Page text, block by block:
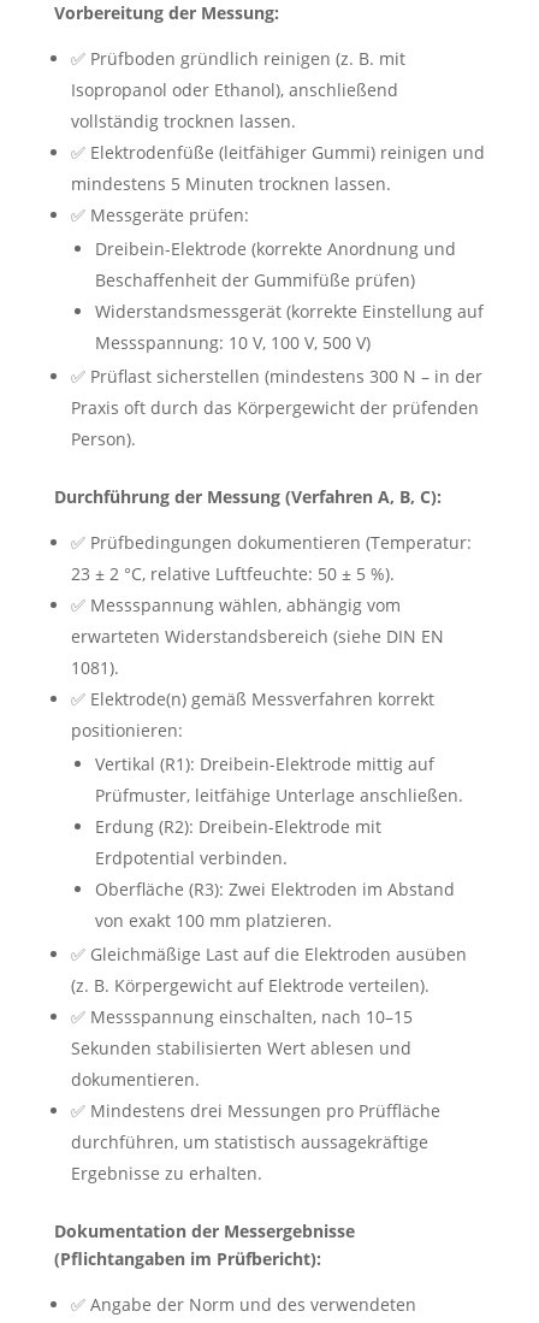
Vorbereitung der Messung:
✅ Prüfboden gründlich reinigen (z. B. mit
Isopropanol oder Ethanol), anschließend
vollständig trocknen lassen.
✅ Elektrodenfüße (leitfähiger Gummi) reinigen und
mindestens 5 Minuten trocknen lassen.
✅ Messgeräte prüfen:
Dreibein-Elektrode (korrekte Anordnung und
Beschaffenheit der Gummifüße prüfen)
Widerstandsmessgerät (korrekte Einstellung auf
Messspannung: 10 V, 100 V, 500 V)
✅ Prüflast sicherstellen (mindestens 300 N – in der
Praxis oft durch das Körpergewicht der prüfenden
Person).
Durchführung der Messung (Verfahren A, B, C):
✅ Prüfbedingungen dokumentieren (Temperatur:
23 ± 2 °C, relative Luftfeuchte: 50 ± 5 %).
✅ Messspannung wählen, abhängig vom
erwarteten Widerstandsbereich (siehe DIN EN
1081).
✅ Elektrode(n) gemäß Messverfahren korrekt
positionieren:
Vertikal (R1): Dreibein-Elektrode mittig auf
Prüfmuster, leitfähige Unterlage anschließen.
Erdung (R2): Dreibein-Elektrode mit
Erdpotential verbinden.
Oberfläche (R3): Zwei Elektroden im Abstand
von exakt 100 mm platzieren.
✅ Gleichmäßige Last auf die Elektroden ausüben
(z. B. Körpergewicht auf Elektrode verteilen).
✅ Messspannung einschalten, nach 10–15
Sekunden stabilisierten Wert ablesen und
dokumentieren.
✅ Mindestens drei Messungen pro Prüffläche
durchführen, um statistisch aussagekräftige
Ergebnisse zu erhalten.
Dokumentation der Messergebnisse
(Pflichtangaben im Prüfbericht):
✅ Angabe der Norm und des verwendeten